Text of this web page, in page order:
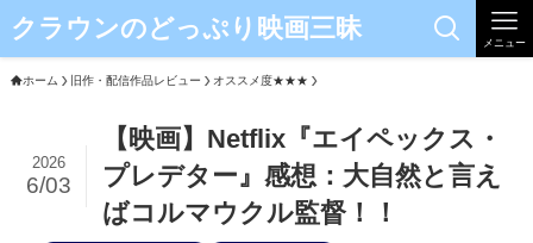
クラウンのどっぷり映画三昧 メニュー
ホーム 旧作・配信作品レビュー オススメ度★★★
【映画】Netflix『エイペックス・
プレデター』感想：大自然と言え
ばコルマウクル監督！！
2026
6/03